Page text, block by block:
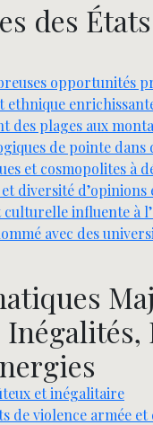
des
opportunités
ethnique
des plages aux
de pointe dans
et cosmopolites à
diversité d’opinions
culturelle influente à
avec des
et inégalitaire
de violence armée